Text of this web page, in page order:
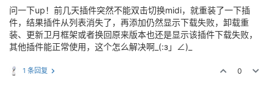
问一下up！前几天插件突然不能双击切换midi，就重装了一下插
件，结果插件从列表消失了，再添加仍然显示下载失败，卸载重
装、更新卫月框架或者换回原来版本也还是显示该插件下载失败，
其他插件能正常使用，这个怎么解决啊_(:з」∠)_
1 条回复 0